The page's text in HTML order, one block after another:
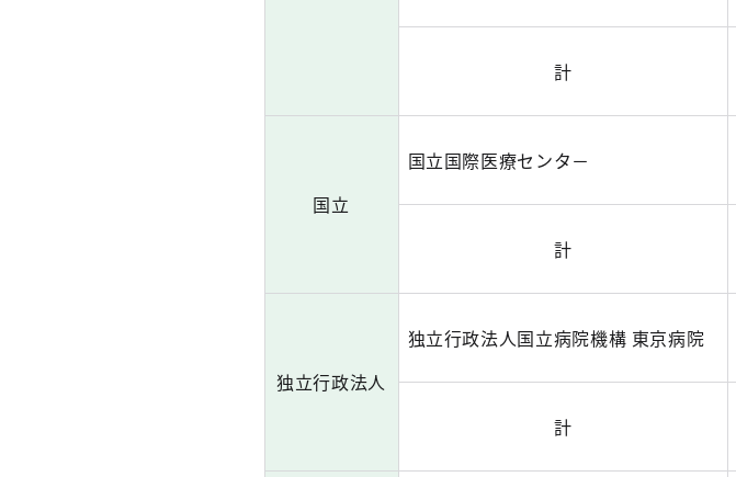
計
国立
国立国際医療センタ－
計
独立行政法人
独立行政法人国立病院機構 東京病院
計